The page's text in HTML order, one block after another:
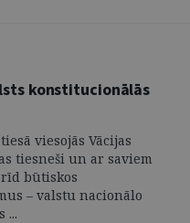
konstitucionālās
viesojās Vācijas
tiesneši un ar saviem
būtiskos
– valstu nacionālo
...